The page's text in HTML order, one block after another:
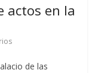
actos en la
de las